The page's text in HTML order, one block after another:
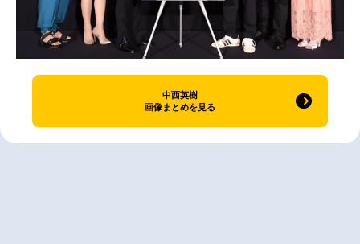
中西英樹
画像まとめを見る